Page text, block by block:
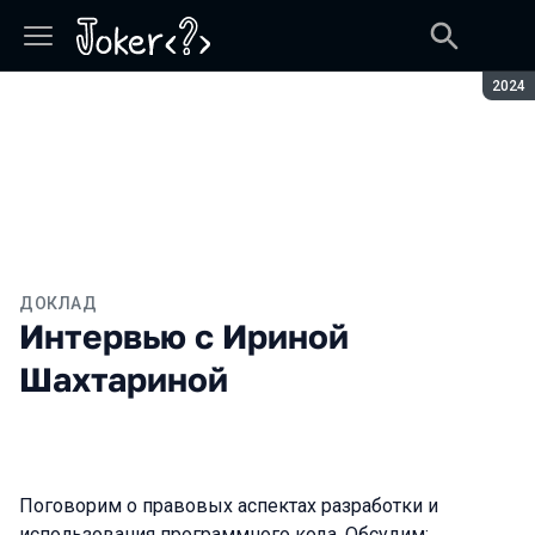
2024
ДОКЛАД
Интервью с Ириной
Шахтариной
Поговорим о правовых аспектах разработки и